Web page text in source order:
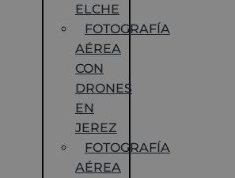
ELCHE
FOTOGRAFÍA
AÉREA
CON
DRONES
EN
JEREZ
FOTOGRAFÍA
AÉREA